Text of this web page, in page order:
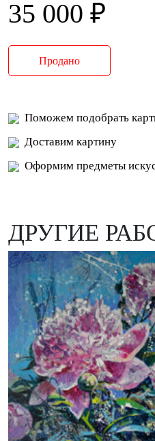
35 000 ₽
Продано
Поможем подобрать
Доставим картину
Оформим предметы
ДРУГИЕ